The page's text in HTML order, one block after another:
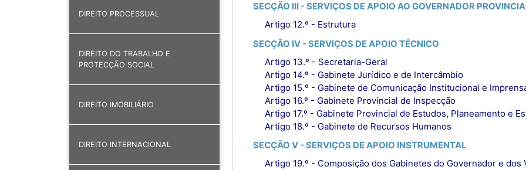
DIREITO PROCESSUAL
DIREITO DO TRABALHO E
PROTECÇÃO SOCIAL
DIREITO IMOBILIÁRIO
DIREITO INTERNACIONAL
SECÇÃO III - SERVIÇOS DE APOIO AO GOVERNADOR
Artigo 12.º - Estrutura
SECÇÃO IV - SERVIÇOS DE APOIO TÉCNICO
Artigo 13.º - Secretaria-Geral
Artigo 14.º - Gabinete Jurídico e de Intercâmbio
Artigo 15.º - Gabinete de Comunicação Institucional e
Artigo 16.º - Gabinete Provincial de Inspecção
Artigo 17.º - Gabinete Provincial de Estudos, Planeamento e
Artigo 18.º - Gabinete de Recursos Humanos
SECÇÃO V - SERVIÇOS DE APOIO INSTRUMENTAL
Artigo 19.º - Composição dos Gabinetes do Governador e